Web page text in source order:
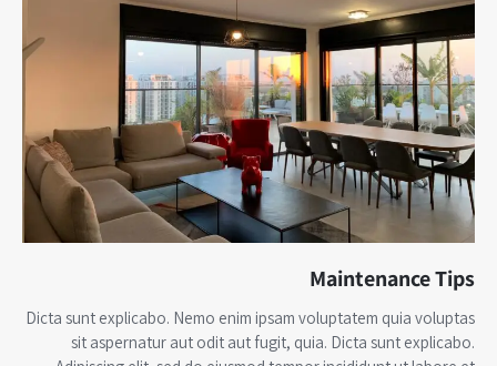
Maintenance Tips
Dicta sunt explicabo. Nemo enim ipsam voluptatem quia voluptas
sit aspernatur aut odit aut fugit, quia. Dicta sunt explicabo.